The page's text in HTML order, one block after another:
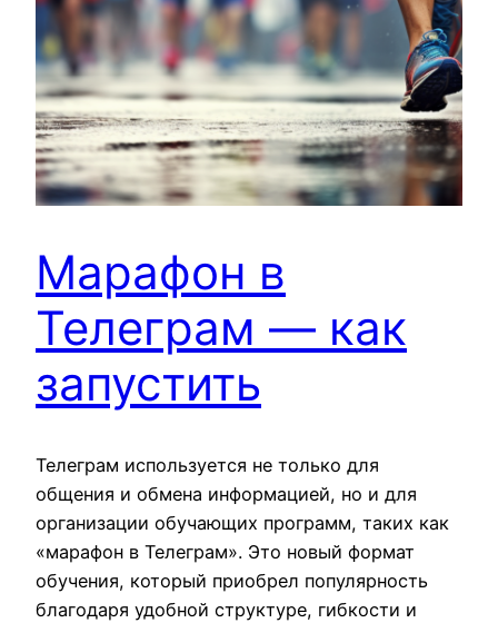
Марафон в
Телеграм — как
запустить
Телеграм используется не только для
общения и обмена информацией, но и для
организации обучающих программ, таких как
«марафон в Телеграм». Это новый формат
обучения, который приобрел популярность
благодаря удобной структуре, гибкости и